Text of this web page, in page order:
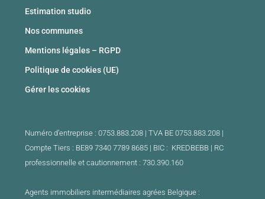
Estimation studio
Nos communes
Mentions légales – RGPD
Politique de cookies (UE)
Gérer les cookies
Numéro d’entreprise : 0753.883.208 | TVA BE 0753.883.208 |
Compte Tiers : BE89 7340 7789 8685 | BIC : KREDBEBB | RC
professionnelle et cautionnement : 730.390.160
Agents immobiliers intermédiaires agrées Belgique :